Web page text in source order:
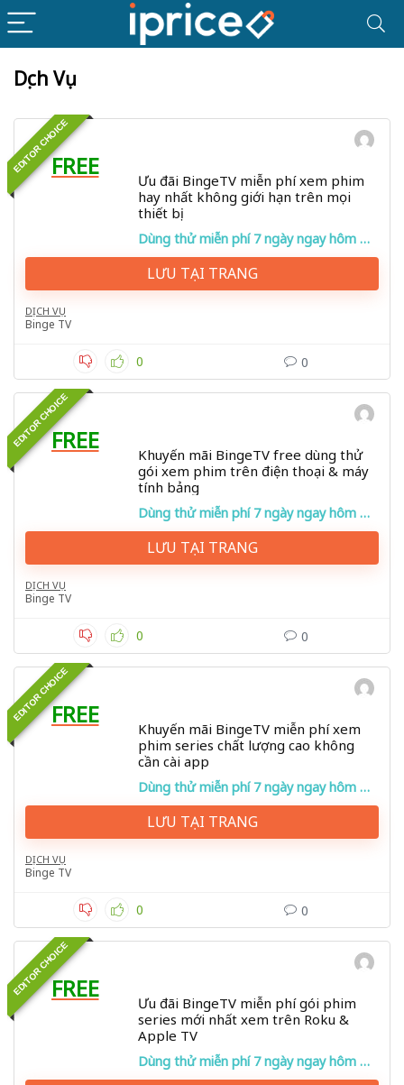
Dịch Vụ
EDITOR CHOICEFREE
Ưu đãi BingeTV miễn phí xem phim
hay nhất không giới hạn trên mọi
thiết bị
Dùng thử miễn phí 7 ngày ngay hôm nay!
LƯU TẠI TRANG
DỊCH VỤ
Binge TV
0 0
EDITOR CHOICEFREE
Khuyến mãi BingeTV free dùng thử
gói xem phim trên điện thoại & máy
tính bảng
Dùng thử miễn phí 7 ngày ngay hôm nay!
LƯU TẠI TRANG
DỊCH VỤ
Binge TV
0 0
EDITOR CHOICEFREE
Khuyến mãi BingeTV miễn phí xem
phim series chất lượng cao không
cần cài app
Dùng thử miễn phí 7 ngày ngay hôm nay!
LƯU TẠI TRANG
DỊCH VỤ
Binge TV
0 0
EDITOR CHOICEFREE
Ưu đãi BingeTV miễn phí gói phim
series mới nhất xem trên Roku &
Apple TV
Dùng thử miễn phí 7 ngày ngay hôm nay!